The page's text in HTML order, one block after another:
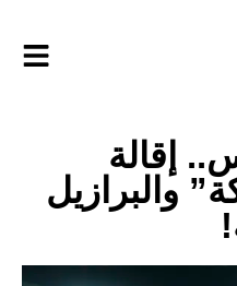
إقالة
والبرازيل